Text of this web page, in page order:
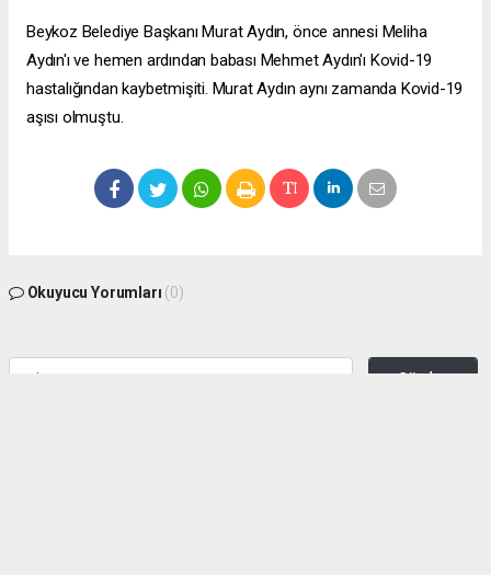
Beykoz Belediye Başkanı Murat Aydın, önce annesi Meliha
Aydın'ı ve hemen ardından babası Mehmet Aydın'ı Kovid-19
hastalığından kaybetmişiti. Murat Aydın aynı zamanda Kovid-19
aşısı olmuştu.
Okuyucu Yorumları (0)
Gönder